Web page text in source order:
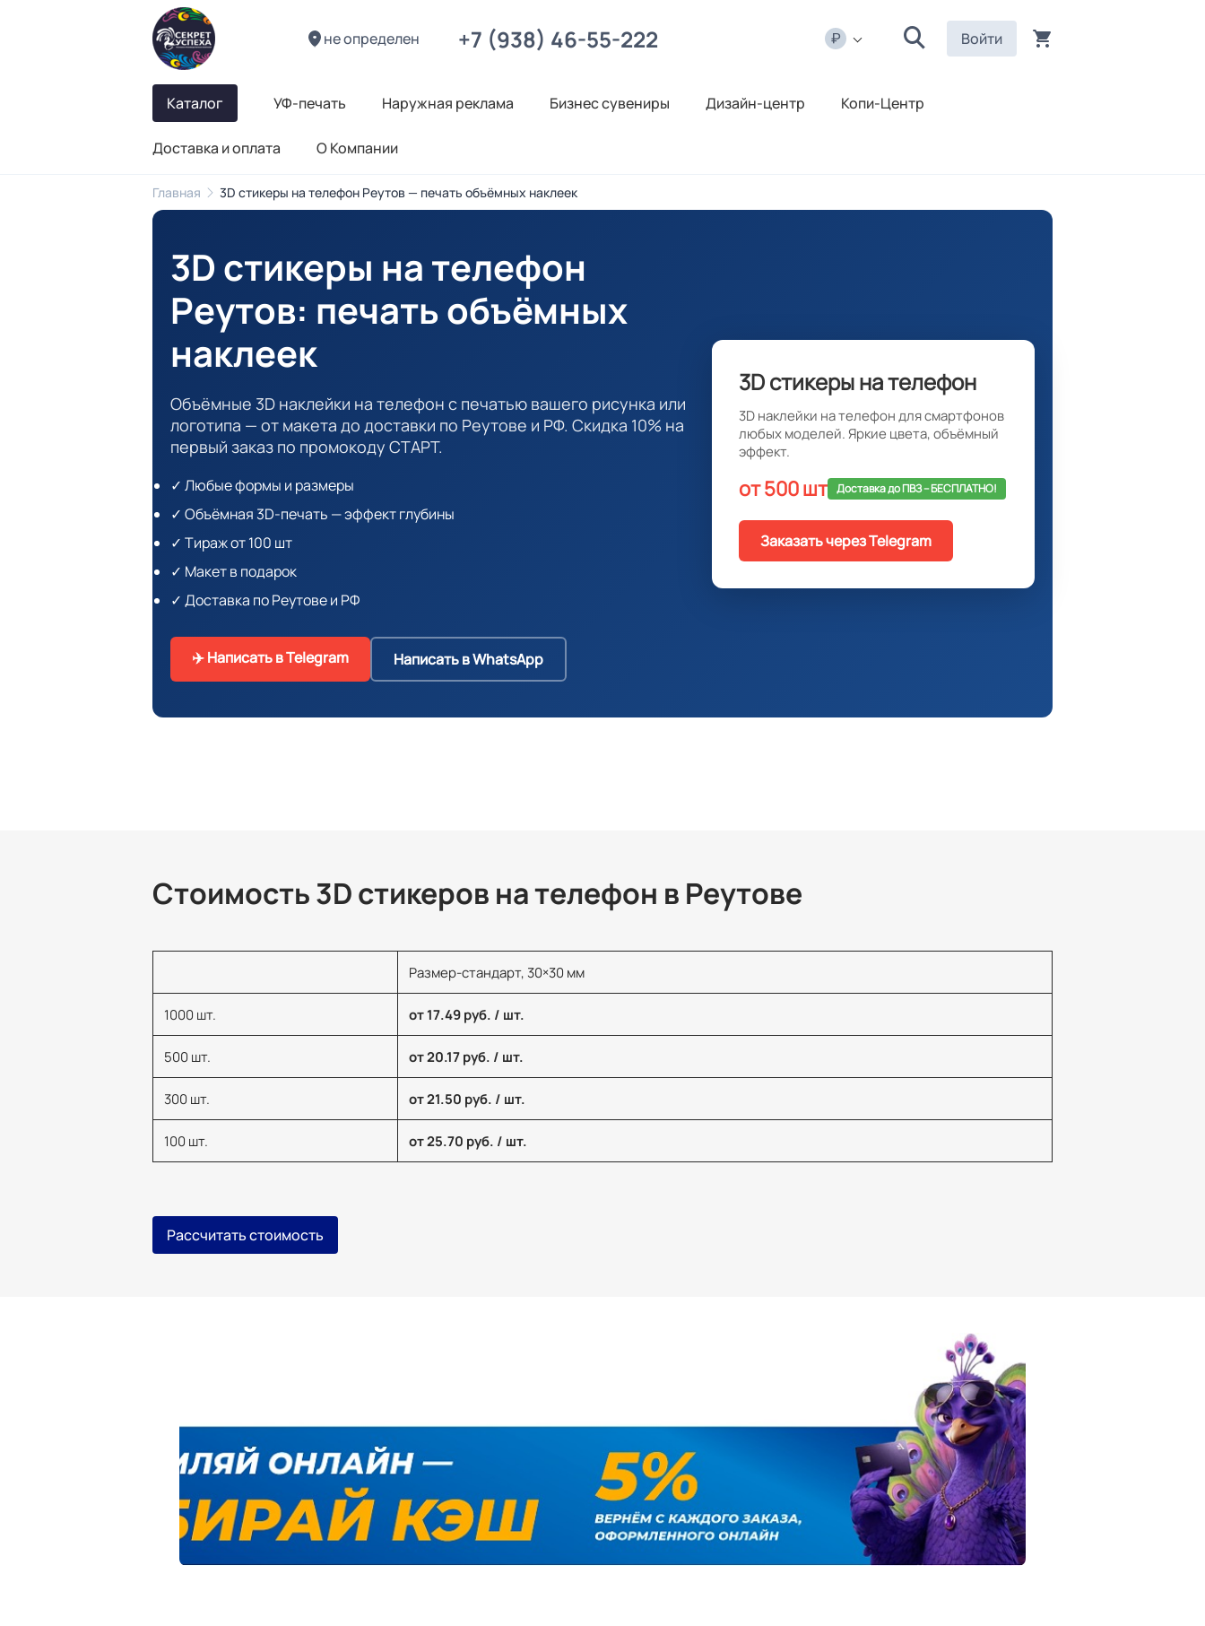
не определен +7 (938) 46-55-222 Войти
Каталог УФ-печать Наружная реклама Бизнес сувениры Дизайн-центр Копи-Центр
Доставка и оплата О Компании
Главная 3D стикеры на телефон Реутов — печать объёмных наклеек
3D стикеры на телефон
Реутов: печать объёмных
наклеек
Объёмные 3D наклейки на телефон с печатью вашего рисунка или
логотипа — от макета до доставки по Реутове и РФ. Скидка 10% на
первый заказ по промокоду СТАРТ.
✓ Любые формы и размеры
✓ Объёмная 3D-печать — эффект глубины
✓ Тираж от 100 шт
✓ Макет в подарок
✓ Доставка по Реутове и РФ
✈️ Написать в Telegram Написать в WhatsApp
3D стикеры на телефон
3D наклейки на телефон для смартфонов
любых моделей. Яркие цвета, объёмный
эффект.
от 500 шт Доставка до ПВЗ -- БЕСПЛАТНО!
Заказать через Telegram
Стоимость 3D стикеров на телефон в Реутове
Размер-стандарт, 30×30 мм
1000 шт. от 17.49 руб. / шт.
500 шт. от 20.17 руб. / шт.
300 шт. от 21.50 руб. / шт.
100 шт. от 25.70 руб. / шт.
Рассчитать стоимость